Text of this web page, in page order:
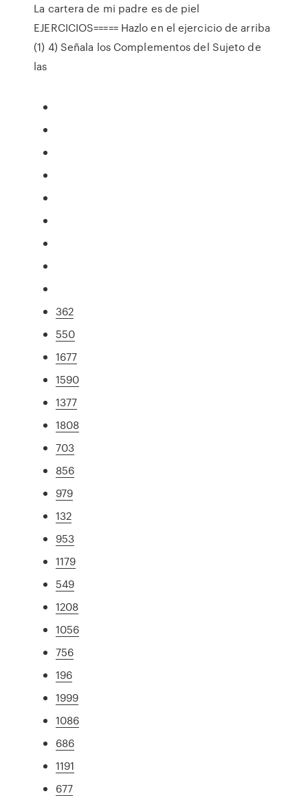
La cartera de mi padre es de piel
EJERCICIOS===== Hazlo en el ejercicio de arriba
(1) 4) Señala los Complementos del Sujeto de
las
362
550
1677
1590
1377
1808
703
856
979
132
953
1179
549
1208
1056
756
196
1999
1086
686
1191
677